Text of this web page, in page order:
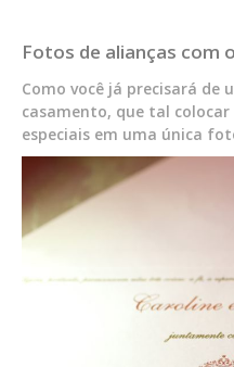
Fotos de alianças com
Como você já precisará de
casamento, que tal colocar
especiais em uma única